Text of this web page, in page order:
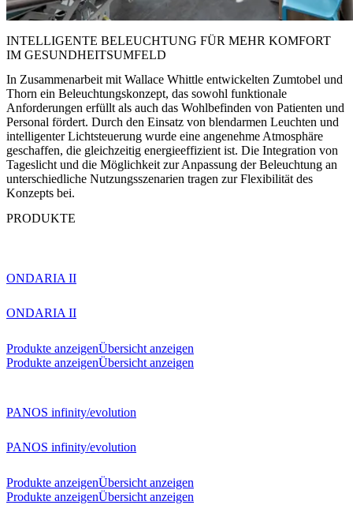
INTELLIGENTE BELEUCHTUNG FÜR MEHR KOMFORT
IM GESUNDHEITSUMFELD
In Zusammenarbeit mit Wallace Whittle entwickelten Zumtobel und
Thorn ein Beleuchtungskonzept, das sowohl funktionale
Anforderungen erfüllt als auch das Wohlbefinden von Patienten und
Personal fördert. Durch den Einsatz von blendarmen Leuchten und
intelligenter Lichtsteuerung wurde eine angenehme Atmosphäre
geschaffen, die gleichzeitig energieeffizient ist. Die Integration von
Tageslicht und die Möglichkeit zur Anpassung der Beleuchtung an
unterschiedliche Nutzungsszenarien tragen zur Flexibilität des
Konzepts bei.​
PRODUKTE
ONDARIA II
ONDARIA II
Produkte anzeigenÜbersicht anzeigen
Produkte anzeigenÜbersicht anzeigen
PANOS infinity/evolution
PANOS infinity/evolution
Produkte anzeigenÜbersicht anzeigen
Produkte anzeigenÜbersicht anzeigen